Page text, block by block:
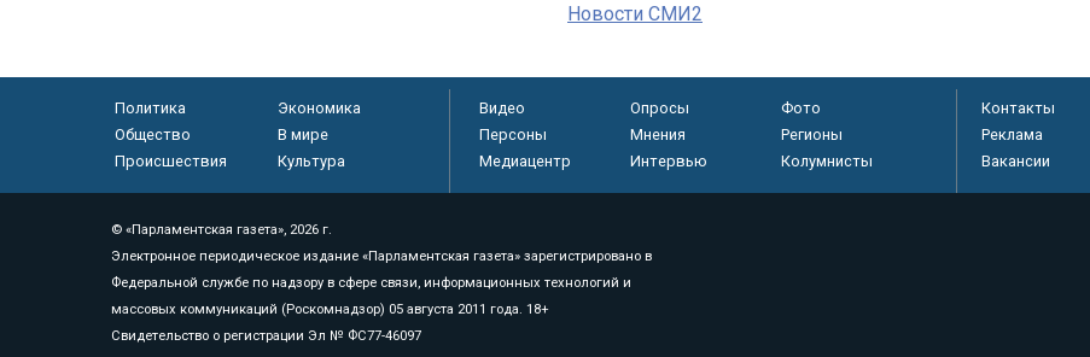
Новости СМИ2
Политика
Экономика
Общество
В мире
Происшествия
Культура
Видео Опросы
Фото
Персоны
Мнения
Регионы
Медиацентр
Интервью Колумнисты
Контакты
Реклама
Вакансии
© «Парламентская газета», 2026 г.
Электронное периодическое издание «Парламентская газета» зарегистрировано в
Федеральной службе по надзору в сфере связи, информационных технологий и
массовых коммуникаций (Роскомнадзор) 05 августа 2011 года. 18+
Свидетельство о регистрации Эл № ФС77-46097